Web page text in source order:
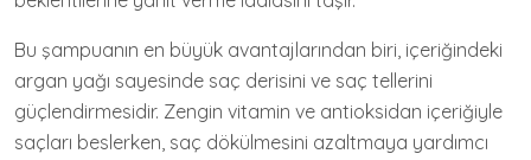
Bu şampuanın en büyük avantajlarından biri, içeriğindeki
argan yağı sayesinde saç derisini ve saç tellerini
güçlendirmesidir. Zengin vitamin ve antioksidan içeriğiyle
saçları beslerken, saç dökülmesini azaltmaya yardımcı